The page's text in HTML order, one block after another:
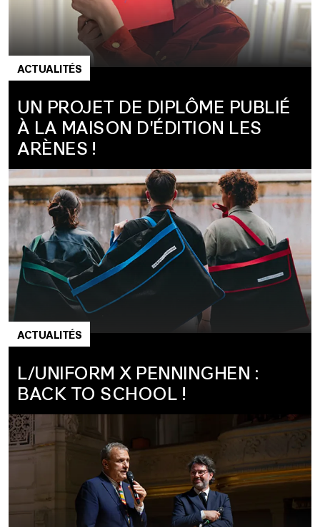
ACTUALITÉS
UN PROJET DE DIPLÔME PUBLIÉ
À LA MAISON D'ÉDITION LES
ARÈNES !
ACTUALITÉS
L/UNIFORM X PENNINGHEN :
BACK TO SCHOOL !